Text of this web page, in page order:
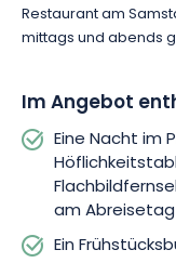
Restaurant am
mittags und abends
Im Angebot
Eine Nacht im
am Abreisetag
Ein